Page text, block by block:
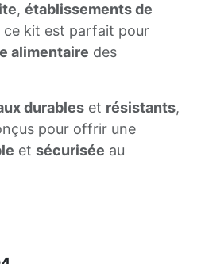
, établissements de
ce kit est parfait pour
alimentaire des
durables et résistants,
pour offrir une
et sécurisée au